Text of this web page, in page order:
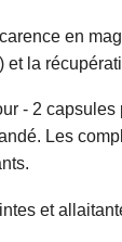
en
la
- 2
Les
et